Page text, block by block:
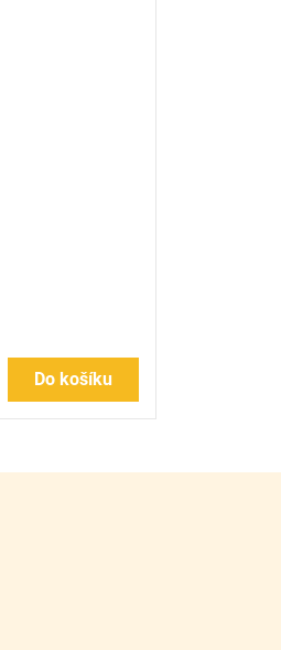
Do košíku